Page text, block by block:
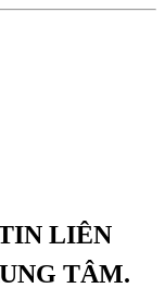
LIÊN
TÂM.